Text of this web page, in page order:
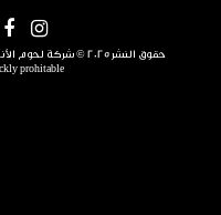
حقوق النشر 2025 © شركة لحوم الأنجوس المعتمدة ش.م.م. جميع الحقوق محفوظة.
strickly prohitable